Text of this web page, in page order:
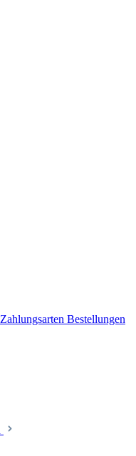
Zahlungsarten Bestellungen